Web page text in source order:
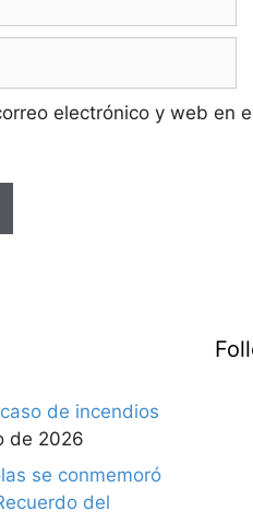
electrónico y web en
de incendios
de 2026
se conmemoró
del